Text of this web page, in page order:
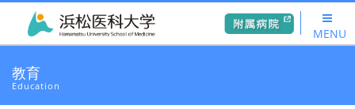
MENU
教育
Education